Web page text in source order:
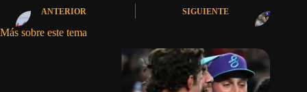
ANTERIOR SIGUIENTE
Más sobre este tema